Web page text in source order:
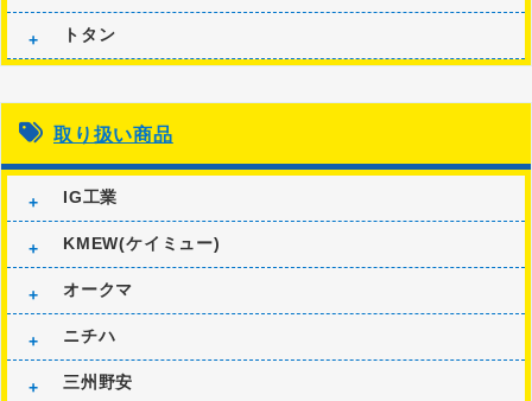
トタン
取り扱い商品
IG工業
KMEW(ケイミュー)
オークマ
ニチハ
三州野安